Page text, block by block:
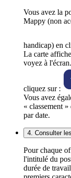
Vous avez la
Mappy (non
handicap) en
La carte
voyez à
cliquez sur :
Vous avez
« classement
par date.
4. Consulter
Pour chaque
l'intitulé du
durée de